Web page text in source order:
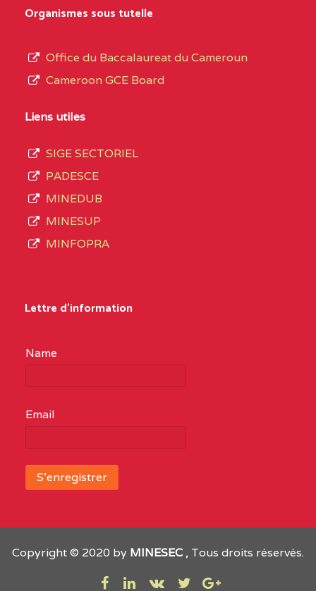
Organismes sous tutelle
Office du Baccalaureat du Cameroun
Cameroon GCE Board
Liens utiles
SIGE SECTORIEL
PADESCE
MINEDUB
MINESUP
MINFOPRA
Lettre d'information
Name
Email
Copyright © 2020 by MINESEC, Tous droits réservés.